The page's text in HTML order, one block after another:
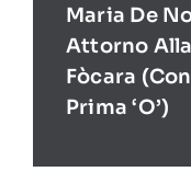
Maria De
Attorno
Fòcara
Prima ‘O’)